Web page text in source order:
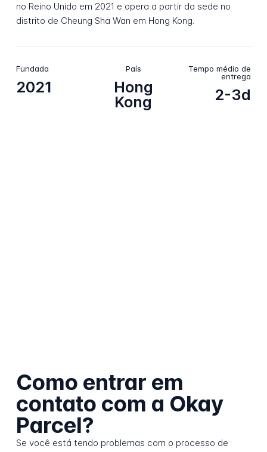
no Reino Unido em 2021 e opera a partir da sede no
distrito de Cheung Sha Wan em Hong Kong.
Fundada
2021
País
Hong
Kong
Tempo médio de
entrega
2-3d
Como entrar em
contato com a Okay
Parcel?
Se você está tendo problemas com o processo de